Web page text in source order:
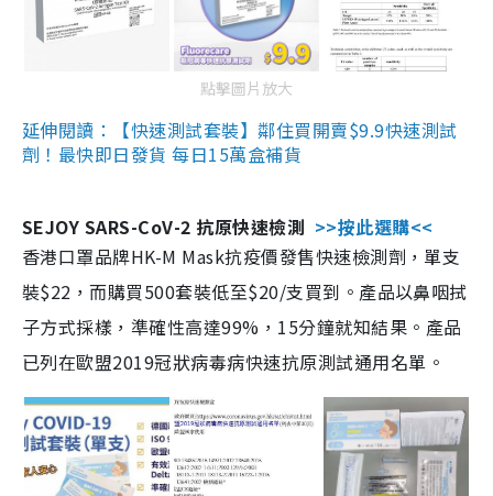
點擊圖片放大
延伸閱讀：【快速測試套裝】鄰住買開賣$9.9快速測試
劑！最快即日發貨 每日15萬盒補貨
SEJOY SARS-CoV-2 抗原快速檢測 >>按此選購<<
香港口罩品牌HK-M Mask抗疫價發售快速檢測劑，單支
裝$22，而購買500套裝低至$20/支買到。產品以鼻咽拭
子方式採樣，準確性高達99%，15分鐘就知結果。產品
已列在歐盟2019冠狀病毒病快速抗原測試通用名單。